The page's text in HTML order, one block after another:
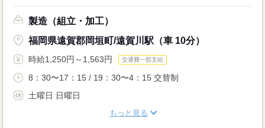
製造（組立・加工）
福岡県遠賀郡岡垣町/遠賀川駅（車 10分）
時給1,250円～1,563円 交通費一部支給
8：30〜17：15 / 19：30〜4：15 交替制
土曜日 日曜日
もっと見る